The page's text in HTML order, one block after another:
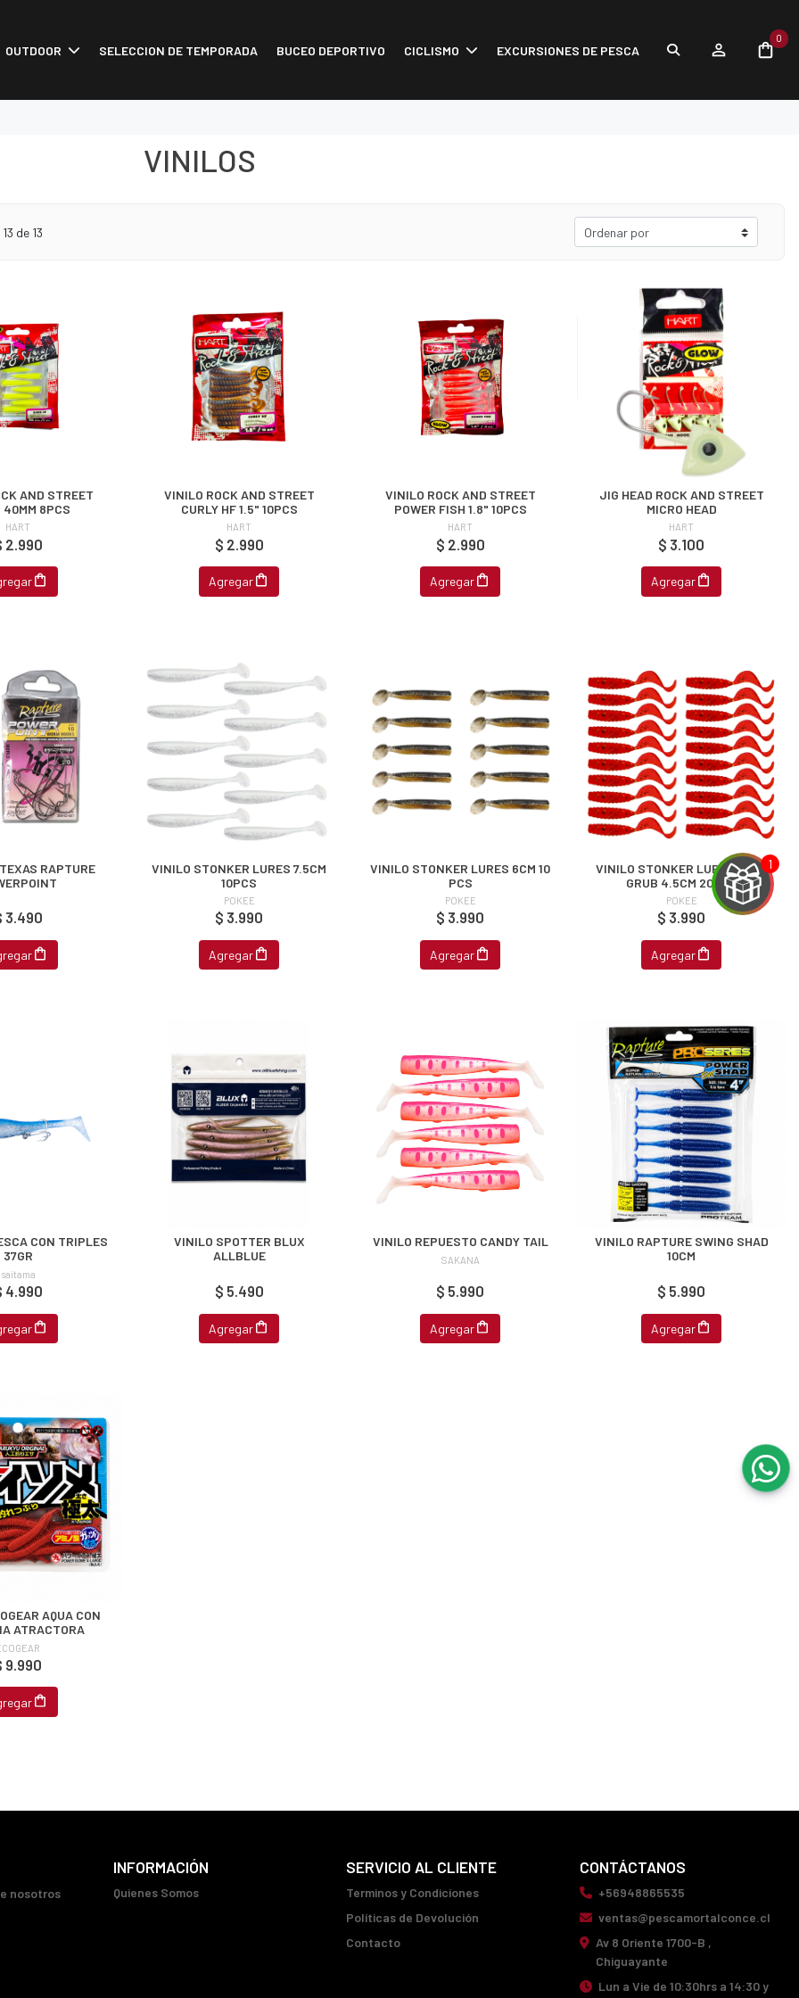
OUTDOOR SELECCION DE TEMPORADA BUCEO DEPORTIVO CICLISMO EXCURSIONES DE PESCA
0
VINILOS
13 de 13
AND STREET
40MM 8PCS
HART
2.990
VINILO ROCK AND STREET
CURLY HF 1.5" 10PCS
HART
$ 2.990
Agregar
VINILO ROCK AND STREET
POWER FISH 1.8" 10PCS
HART
$ 2.990
Agregar
JIG HEAD ROCK AND STREET
MICRO HEAD
HART
$ 3.100
Agregar
RAPTURE
3.490
VINILO STONKER LURES 7.5CM
10PCS
POKEE
$ 3.990
Agregar
VINILO STONKER LURES 6CM 10
PCS
POKEE
$ 3.990
Agregar
VINILO STONKER LURES FLAT
GRUB 4.5CM 20PCS
POKEE
$ 3.990
Agregar
CON TRIPLES
37GR
saitama
4.990
VINILO SPOTTER BLUX
ALLBLUE
$ 5.490
Agregar
VINILO REPUESTO CANDY TAIL
SAKANA
$ 5.990
Agregar
VINILO RAPTURE SWING SHAD
10CM
$ 5.990
Agregar
AQUA CON
ATRACTORA
9.990
nosotros
INFORMACIÓN
Quienes Somos
SERVICIO AL CLIENTE
Terminos y Condiciones
Políticas de Devolución
Contacto
CONTÁCTANOS
+56948865535
ventas@pescamortalconce.cl
Av 8 Oriente 1700-B ,
Chiguayante
Lun a Vie de 10:30hrs a 14:30 y